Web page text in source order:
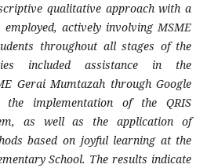
qualitative approach with a
actively involving MSME
throughout all stages of the
included assistance in the
Gerai Mumtazah through Google
implementation of the QRIS
as well as the application of
based on joyful learning at the
School. The results indicate